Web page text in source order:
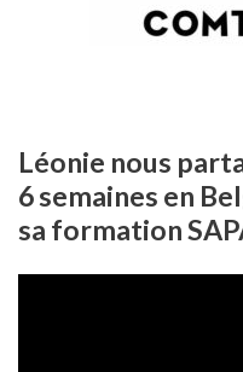
Léonie nous
6 semaines en
sa formation